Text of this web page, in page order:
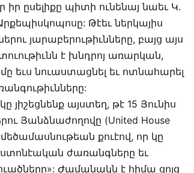
ըսելիքը պիտի ունենայ նաեւ Կ.
Թէեւ ներկայիս
յարաբերութիւնները, բայց այս
է խնդրոյ առարկան,
եւս նուաստացնել եւ ոտնահարել
յիշեցնենք այստեղ, թէ 15 Յունիս
Յանձնաժողովը (United House
քուէով, որ կը
ժառանգները եւ
Ժամանակն է հիմա ցոյց